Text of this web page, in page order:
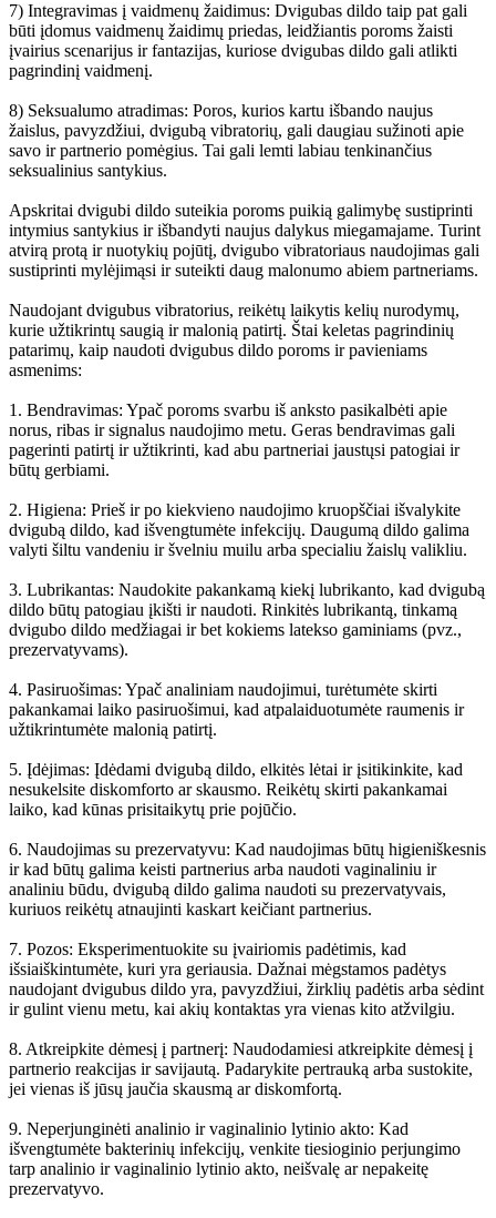
7) Integravimas į vaidmenų žaidimus: Dvigubas dildo taip pat gali
būti įdomus vaidmenų žaidimų priedas, leidžiantis poroms žaisti
įvairius scenarijus ir fantazijas, kuriose dvigubas dildo gali atlikti
pagrindinį vaidmenį.
8) Seksualumo atradimas: Poros, kurios kartu išbando naujus
žaislus, pavyzdžiui, dvigubą vibratorių, gali daugiau sužinoti apie
savo ir partnerio pomėgius. Tai gali lemti labiau tenkinančius
seksualinius santykius.
Apskritai dvigubi dildo suteikia poroms puikią galimybę sustiprinti
intymius santykius ir išbandyti naujus dalykus miegamajame. Turint
atvirą protą ir nuotykių pojūtį, dvigubo vibratoriaus naudojimas gali
sustiprinti mylėjimąsi ir suteikti daug malonumo abiem partneriams.
Naudojant dvigubus vibratorius, reikėtų laikytis kelių nurodymų,
kurie užtikrintų saugią ir malonią patirtį. Štai keletas pagrindinių
patarimų, kaip naudoti dvigubus dildo poroms ir pavieniams
asmenims:
1. Bendravimas: Ypač poroms svarbu iš anksto pasikalbėti apie
norus, ribas ir signalus naudojimo metu. Geras bendravimas gali
pagerinti patirtį ir užtikrinti, kad abu partneriai jaustųsi patogiai ir
būtų gerbiami.
2. Higiena: Prieš ir po kiekvieno naudojimo kruopščiai išvalykite
dvigubą dildo, kad išvengtumėte infekcijų. Daugumą dildo galima
valyti šiltu vandeniu ir švelniu muilu arba specialiu žaislų valikliu.
3. Lubrikantas: Naudokite pakankamą kiekį lubrikanto, kad dvigubą
dildo būtų patogiau įkišti ir naudoti. Rinkitės lubrikantą, tinkamą
dvigubo dildo medžiagai ir bet kokiems latekso gaminiams (pvz.,
prezervatyvams).
4. Pasiruošimas: Ypač analiniam naudojimui, turėtumėte skirti
pakankamai laiko pasiruošimui, kad atpalaiduotumėte raumenis ir
užtikrintumėte malonią patirtį.
5. Įdėjimas: Įdėdami dvigubą dildo, elkitės lėtai ir įsitikinkite, kad
nesukelsite diskomforto ar skausmo. Reikėtų skirti pakankamai
laiko, kad kūnas prisitaikytų prie pojūčio.
6. Naudojimas su prezervatyvu: Kad naudojimas būtų higieniškesnis
ir kad būtų galima keisti partnerius arba naudoti vaginaliniu ir
analiniu būdu, dvigubą dildo galima naudoti su prezervatyvais,
kuriuos reikėtų atnaujinti kaskart keičiant partnerius.
7. Pozos: Eksperimentuokite su įvairiomis padėtimis, kad
išsiaiškintumėte, kuri yra geriausia. Dažnai mėgstamos padėtys
naudojant dvigubus dildo yra, pavyzdžiui, žirklių padėtis arba sėdint
ir gulint vienu metu, kai akių kontaktas yra vienas kito atžvilgiu.
8. Atkreipkite dėmesį į partnerį: Naudodamiesi atkreipkite dėmesį į
partnerio reakcijas ir savijautą. Padarykite pertrauką arba sustokite,
jei vienas iš jūsų jaučia skausmą ar diskomfortą.
9. Neperjunginėti analinio ir vaginalinio lytinio akto: Kad
išvengtumėte bakterinių infekcijų, venkite tiesioginio perjungimo
tarp analinio ir vaginalinio lytinio akto, neišvalę ar nepakeitę
prezervatyvo.